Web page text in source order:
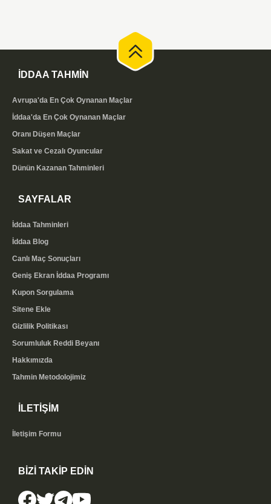
İDDAA TAHMİN
Avrupa'da En Çok Oynanan Maçlar
İddaa'da En Çok Oynanan Maçlar
Oranı Düşen Maçlar
Sakat ve Cezalı Oyuncular
Dünün Kazanan Tahminleri
SAYFALAR
İddaa Tahminleri
İddaa Blog
Canlı Maç Sonuçları
Geniş Ekran İddaa Programı
Kupon Sorgulama
Sitene Ekle
Gizlilik Politikası
Sorumluluk Reddi Beyanı
Hakkımızda
Tahmin Metodolojimiz
İLETİŞİM
İletişim Formu
BİZİ TAKİP EDİN